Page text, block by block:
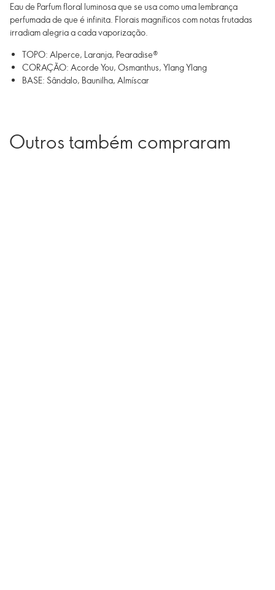
Eau de Parfum floral luminosa que se usa como uma lembrança
perfumada de que é infinita. Florais magníficos com notas frutadas
irradiam alegria a cada vaporização.
TOPO: Alperce, Laranja, Pearadise®
CORAÇÃO: Acorde You, Osmanthus, Ylang Ylang
BASE: Sândalo, Baunilha, Almíscar
Outros também compraram